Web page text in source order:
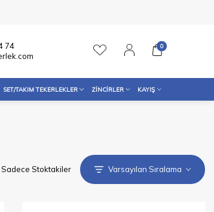
74
0
SET/TAKIM TEKERLEKLER ZINCIRLER KAYIŞ
Sadece Stoktakiler